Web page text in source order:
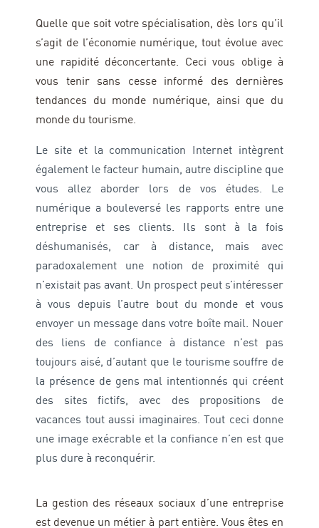
Quelle que soit votre spécialisation, dès lors qu’il
s’agit de l’économie numérique, tout évolue avec
une rapidité déconcertante. Ceci vous oblige à
vous tenir sans cesse informé des dernières
tendances du monde numérique, ainsi que du
monde du tourisme.
Le site et la communication Internet intègrent
également le facteur humain, autre discipline que
vous allez aborder lors de vos études. Le
numérique a bouleversé les rapports entre une
entreprise et ses clients. Ils sont à la fois
déshumanisés, car à distance, mais avec
paradoxalement une notion de proximité qui
n’existait pas avant. Un prospect peut s’intéresser
à vous depuis l’autre bout du monde et vous
envoyer un message dans votre boîte mail. Nouer
des liens de confiance à distance n’est pas
toujours aisé, d’autant que le tourisme souffre de
la présence de gens mal intentionnés qui créent
des sites fictifs, avec des propositions de
vacances tout aussi imaginaires. Tout ceci donne
une image exécrable et la confiance n’en est que
plus dure à reconquérir.
La gestion des réseaux sociaux d’une entreprise
est devenue un métier à part entière. Vous êtes en